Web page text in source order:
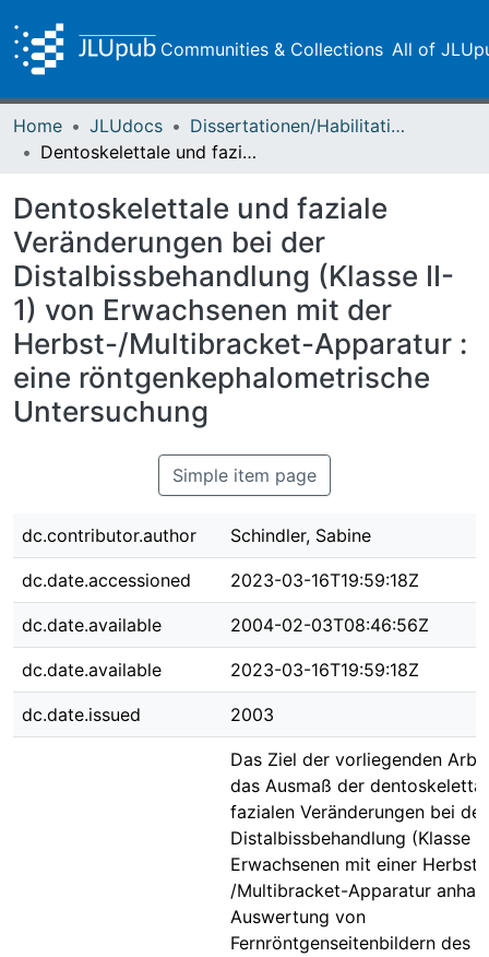
Communities & Collections All of
Home JLUdocs
Dissertationen/Habilitationen
Dentoskelettale und faziale Veränderungen bei der Distalbissbehandlung (Klasse II-1) von Erwachsenen mit der Herbst-/Multibracket-Apparatur : eine röntgenkephalometrische Untersuchung
Dentoskelettale und faziale
Veränderungen bei der
Distalbissbehandlung (Klasse II-
1) von Erwachsenen mit der
Herbst-/Multibracket-Apparatur :
eine röntgenkephalometrische
Untersuchung
Simple item page
dc.contributor.author Schindler, Sabine
dc.date.accessioned 2023-03-16T19:59:18Z
dc.date.available 2004-02-03T08:46:56Z
dc.date.available 2023-03-16T19:59:18Z
dc.date.issued 2003
Das Ziel der vorliegenden
das Ausmaß der
fazialen Veränderungen bei der
Distalbissbehandlung (Klasse
Erwachsenen mit einer Herbst-
/Multibracket-Apparatur
Auswertung von
Fernröntgenseitenbildern des